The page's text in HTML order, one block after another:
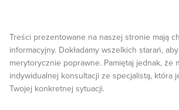
Treści prezentowane na naszej stronie mają
informacyjny. Dokładamy wszelkich starań,
merytorycznie poprawne. Pamiętaj jednak, że
indywidualnej konsultacji ze specjalistą, która
Twojej konkretnej sytuacji.